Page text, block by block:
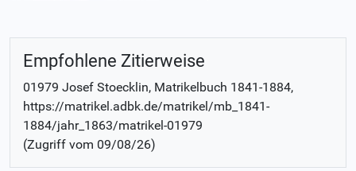
Empfohlene Zitierweise
01979 Josef Stoecklin, Matrikelbuch 1841-1884,
https://matrikel.adbk.de/matrikel/mb_1841-
1884/jahr_1863/matrikel-01979
(Zugriff vom 09/08/26)